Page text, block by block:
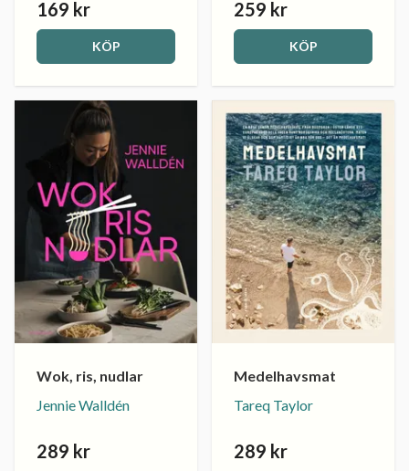
169 kr
KÖP
259 kr
KÖP
Wok, ris, nudlar
Jennie Walldén
289 kr
Medelhavsmat
Tareq Taylor
289 kr